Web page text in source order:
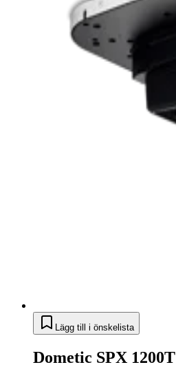
Lägg till i önskelista
Dometic SPX 1200T